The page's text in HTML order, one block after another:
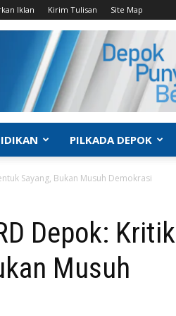
Iklan Kirim Tulisan Site Map
PILKADA DEPOK
Sayang, Bukan Musuh Demokrasi
Depok: Kritik
Musuh